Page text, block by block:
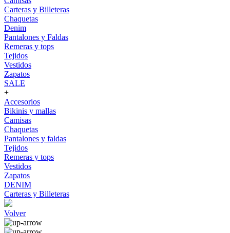
Carteras y Billeteras
Chaquetas
Denim
Pantalones y Faldas
Remeras y tops
Tejidos
Vestidos
Zapatos
SALE
+
Accesorios
Bikinis y mallas
Camisas
Chaquetas
Pantalones y faldas
Tejidos
Remeras y tops
Vestidos
Zapatos
DENIM
Carteras y Billeteras
Volver